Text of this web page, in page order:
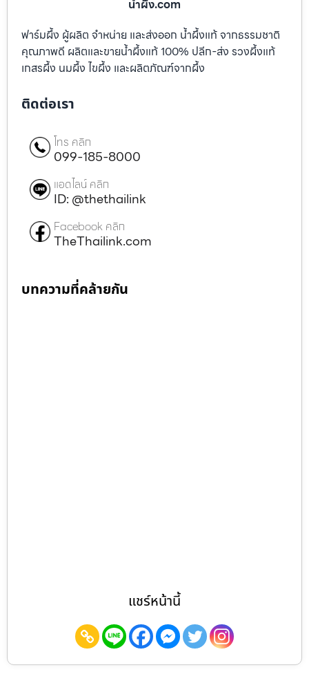
น้ำผึ้ง.com
ฟาร์มผึ้ง ผู้ผลิต จำหน่าย และส่งออก น้ำผึ้งแท้ จากธรรมชาติ
คุณภาพดี ผลิตและขายน้ำผึ้งแท้ 100% ปลีก-ส่ง รวงผึ้งแท้
เกสรผึ้ง นมผึ้ง ไขผึ้ง และผลิตภัณฑ์จากผึ้ง
ติดต่อเรา
โทร คลิก
099-185-8000
แอดไลน์ คลิก
ID: @thethailink
Facebook คลิก
TheThailink.com
บทความที่คล้ายกัน
แชร์หน้านี้